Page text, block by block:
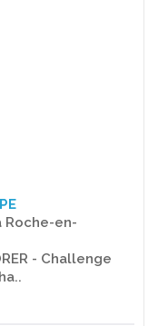
Roche-en-
- Challenge